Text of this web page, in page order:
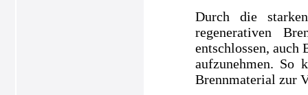
Durch die
regenerativen
entschlossen, auch
aufzunehmen. So
Brennmaterial zur